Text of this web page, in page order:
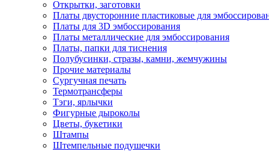
Открытки, заготовки
Платы двусторонние пластиковые для
Платы для 3D эмбоссирования
Платы металлические для эмбоссирования
Платы, папки для тиснения
Полубусинки, стразы, камни, жемчужины
Прочие материалы
Сургучная печать
Термотрансферы
Тэги, ярлычки
Фигурные дыроколы
Цветы, букетики
Штампы
Штемпельные подушечки